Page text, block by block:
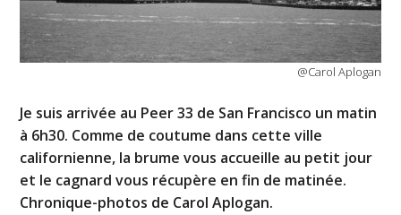
@Carol Aplogan
Je suis arrivée au Peer 33 de San Francisco un matin
à 6h30. Comme de coutume dans cette ville
californienne, la brume vous accueille au petit jour
et le cagnard vous récupère en fin de matinée.
Chronique-photos de Carol Aplogan.